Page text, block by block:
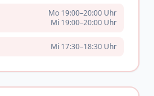
Mo 19:00–20:00 Uhr
Mi 19:00–20:00 Uhr
Mi 17:30–18:30 Uhr